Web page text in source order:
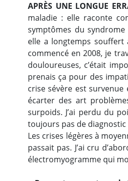
APRÈS UNE LONGUE
maladie : elle raconte
symptômes du syndrome
elle a longtemps souffert
commencé en 2008, je
douloureuses, c’était
prenais ça pour des
crise sévère est survenue
écarter des art
surpoids. J’ai perdu du
toujours pas de diagnostic
Les crises légères à
passait pas. J’ai cru
électromyogramme qui